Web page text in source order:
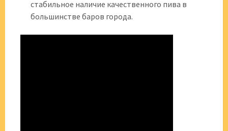
стабильное наличие качественного пива в
большинстве баров города.